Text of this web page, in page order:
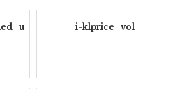
i-klprice_vol